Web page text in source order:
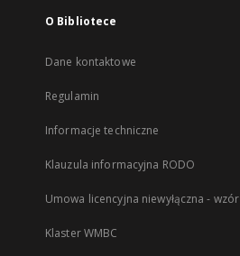
O Bibliotece
Dane kontaktowe
Regulamin
Informacje techniczne
Klauzula informacyjna RODO
Umowa licencyjna niewyłączna - wzór
Klaster WMBC